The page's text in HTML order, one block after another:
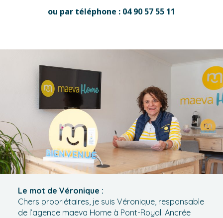
ou par téléphone : 04 90 57 55 11
Le mot de Véronique :
Chers propriétaires, je suis Véronique, responsable
de l’agence maeva Home à Pont-Royal. Ancrée